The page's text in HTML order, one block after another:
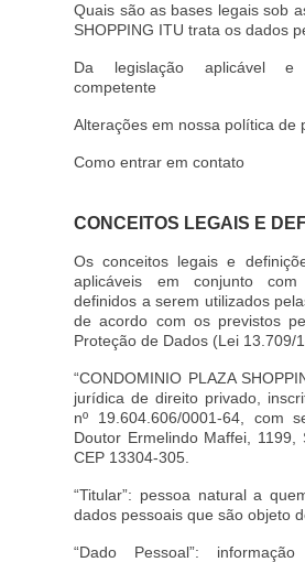
Quais são as bases legais sob
SHOPPING ITU trata os dados
Da legislação aplicável e
competente
Alterações em nossa política de
Como entrar em contato
CONCEITOS LEGAIS E
Os conceitos legais e
aplicáveis em conjunto
definidos a serem utilizados
de acordo com os previstos
Proteção de Dados (Lei 13.709/
“CONDOMINIO PLAZA
jurídica de direito privado,
nº 19.604.606/0001-64, com
Doutor Ermelindo Maffei, 1199,
CEP 13304-305.
“Titular”: pessoa natural a
dados pessoais que são objeto
“Dado Pessoal”: